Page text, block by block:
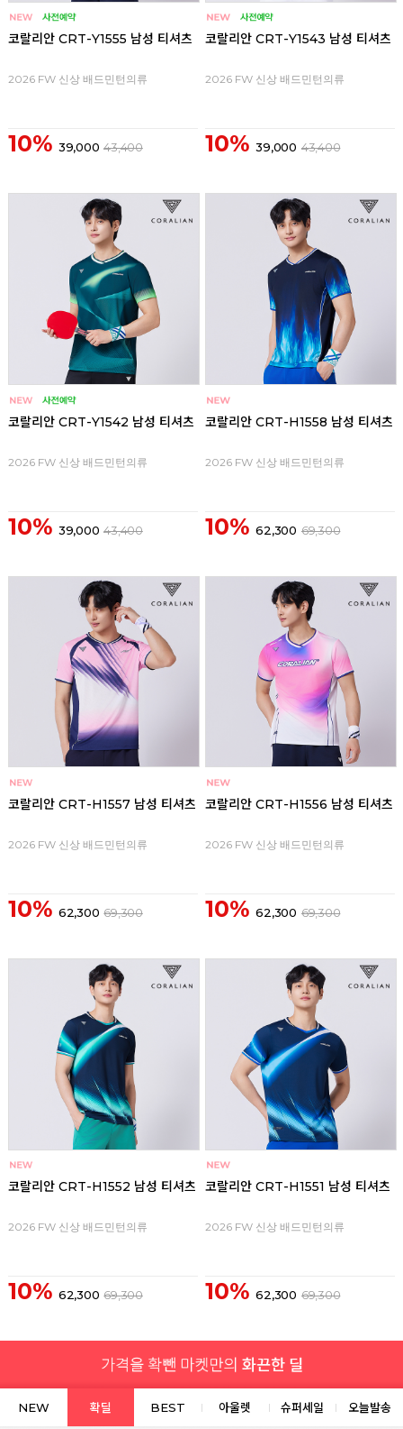
코랄리안 CRT-Y1555 남성 티셔츠
2026 FW 신상 배드민턴의류
10% 39,000 43,400
코랄리안 CRT-Y1543 남성 티셔츠
2026 FW 신상 배드민턴의류
10% 39,000 43,400
코랄리안 CRT-Y1542 남성 티셔츠
2026 FW 신상 배드민턴의류
10% 39,000 43,400
코랄리안 CRT-H1558 남성 티셔츠
2026 FW 신상 배드민턴의류
10% 62,300 69,300
코랄리안 CRT-H1557 남성 티셔츠
2026 FW 신상 배드민턴의류
10% 62,300 69,300
코랄리안 CRT-H1556 남성 티셔츠
2026 FW 신상 배드민턴의류
10% 62,300 69,300
코랄리안 CRT-H1552 남성 티셔츠
2026 FW 신상 배드민턴의류
10% 62,300 69,300
코랄리안 CRT-H1551 남성 티셔츠
2026 FW 신상 배드민턴의류
10% 62,300 69,300
NEW 확딜 BEST 아울렛 슈퍼세일 오늘발송